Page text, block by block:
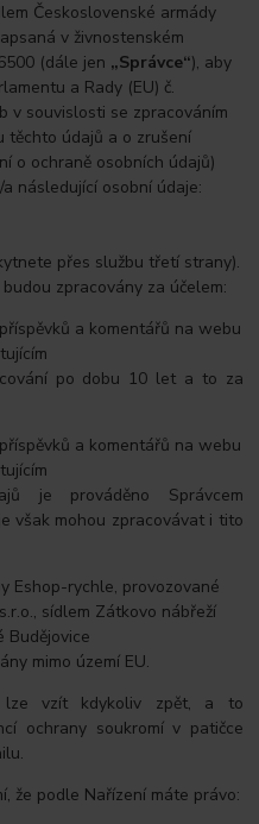
Československé armády
v živnostenském
(dále jen „Správce“), aby
a Rady (EU) č.
v souvislosti se zpracováním
těchto údajů a o zrušení
o ochraně osobních údajů)
následující osobní údaje:
přes službu třetí strany).
zpracovány za účelem:
a komentářů na webu
po dobu 10 let a to za
a komentářů na webu
je prováděno Správcem
však mohou zpracovávat i tito
Eshop-rychle, provozované
sídlem Zátkovo nábřeží
Budějovice
mimo území EU.
lze vzít kdykoliv zpět, a to
ochrany soukromí v patičce
že podle Nařízení máte právo: